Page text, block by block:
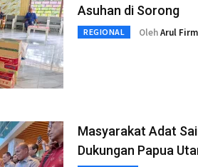
Asuhan di Sorong
REGIONAL OlehArul
Masyarakat Adat
Dukungan Papua